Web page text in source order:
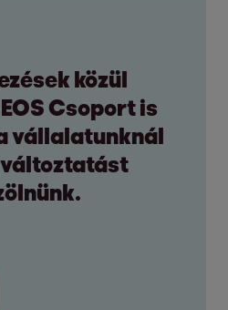
közül
Csoport is
vállalatunknál